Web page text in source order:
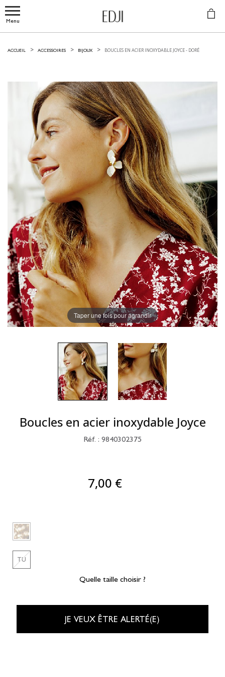
Menu
ACCUEIL ACCESSOIRES BIJOUX BOUCLES EN ACIER INOXYDABLE JOYCE - DORÉ
Taper une fois pour agrandir
Boucles en acier inoxydable Joyce
Réf. : 9840302375
7,00 €
TU
Quelle taille choisir ?
JE VEUX ÊTRE ALERTÉ(E)